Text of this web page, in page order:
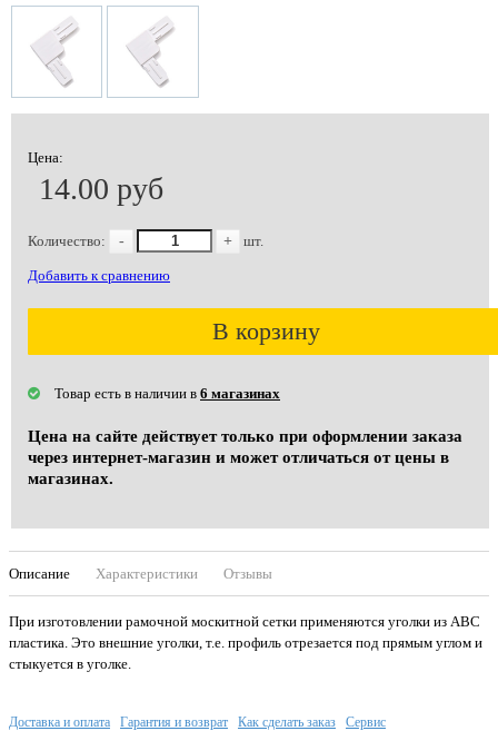
Цена:
14.00 руб
Количество: - + шт.
Добавить к сравнению
В корзину
Товар есть в наличии в 6 магазинах
Цена на сайте действует только при оформлении заказа
через интернет-магазин и может отличаться от цены в
магазинах.
Описание Характеристики Отзывы
При изготовлении рамочной москитной сетки применяются уголки из ABC
пластика. Это внешние уголки, т.е. профиль отрезается под прямым углом и
стыкуется в уголке.
Доставка и оплата Гарантия и возврат Как сделать заказ Сервис